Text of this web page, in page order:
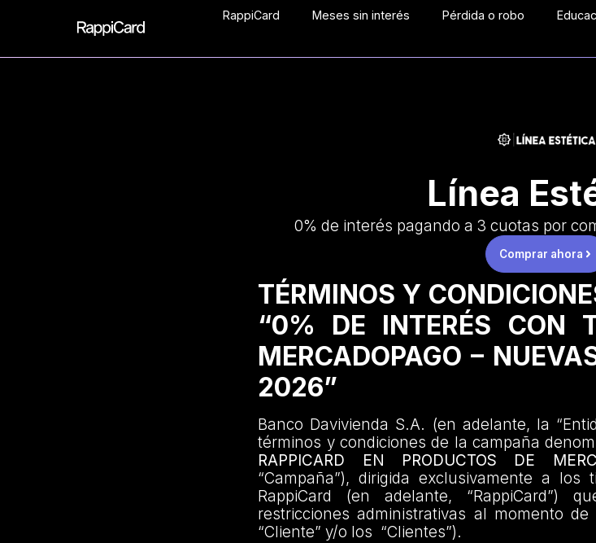
RappiCard Meses sin interés Pérdida o robo
Línea
0% de interés pagando a 3 cuotas por
Comprar ahora
TÉRMINOS Y
“0% DE INTERÉS CON
MERCADOPAGO –
2026”
Banco Davivienda S.A. (en adelante, la
términos y condiciones de la campaña
RAPPICARD EN PRODUCTOS DE
“Campaña”), dirigida exclusivamente a
RappiCard (en adelante, “RappiCard”)
restricciones administrativas al momento
“Cliente” y/o los “Clientes”).